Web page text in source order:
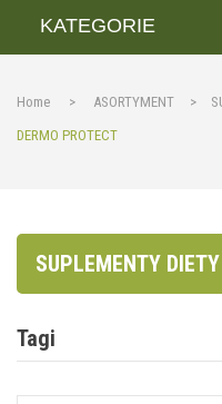
KATEGORIE
Home > ASORTYMENT >
DERMO PROTECT
SUPLEMENTY
Tagi